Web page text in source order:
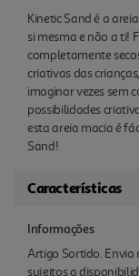
Kinetic Sand é a
si mesma e não a ti!
completamente
criativas das
imaginar vezes sem
possibilidades
esta areia macia é
Sand!
Características
Informações
Artigo Sortido.
sujeitos a